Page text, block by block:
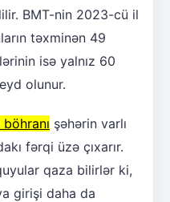
BMT-nin 2023-cü il
təxminən 49
isə yalnız 60
olunur.
böhranı şəhərin varlı
fərqi üzə çıxarır.
qaza bilirlər ki,
girişi daha da